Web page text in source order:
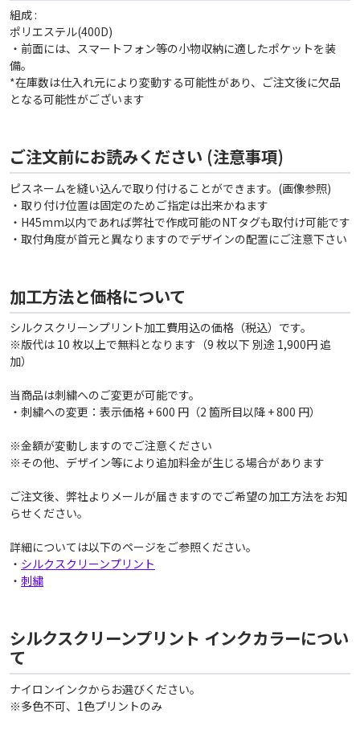
組成 :
ポリエステル(400D)
・前面には、スマートフォン等の小物収納に適したポケットを装
備。
*在庫数は仕入れ元により変動する可能性があり、ご注文後に欠品
となる可能性がございます
ご注文前にお読みください (注意事項)
ピスネームを縫い込んで取り付けることができます。(画像参照)
・取り付け位置は固定のためご指定は出来かねます
・H45mm以内であれば弊社で作成可能のNTタグも取付け可能です
・取付角度が首元と異なりますのでデザインの配置にご注意下さい
加工方法と価格について
シルクスクリーンプリント加工費用込の価格（税込）です。
※版代は 10 枚以上で無料となります（9 枚以下 別途 1,900円 追
加）
当商品は刺繍へのご変更が可能です。
・刺繍への変更：表示価格 + 600 円（2 箇所目以降 + 800 円）
※金額が変動しますのでご注意ください
※その他、デザイン等により追加料金が生じる場合があります
ご注文後、弊社よりメールが届きますのでご希望の加工方法をお知
らせください。
詳細については以下のページをご参照ください。
・ シルクスクリーンプリント
・ 刺繍
シルクスクリーンプリント インクカラーについ
て
ナイロンインクからお選びください。
※多色不可、1色プリントのみ